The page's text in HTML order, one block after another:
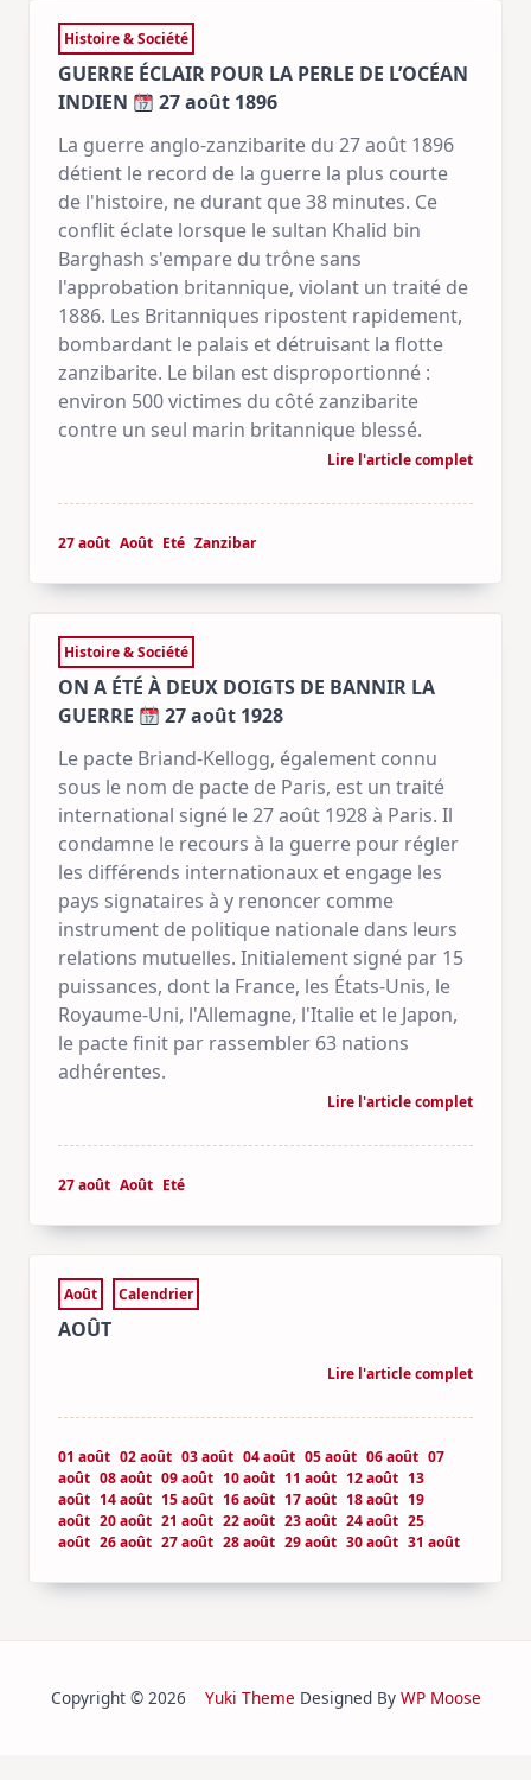
Histoire & Société
GUERRE ÉCLAIR POUR LA PERLE DE L’OCÉAN
INDIEN
27 août 1896
La guerre anglo-zanzibarite du 27 août 1896
détient le record de la guerre la plus courte
de l'histoire, ne durant que 38 minutes. Ce
conflit éclate lorsque le sultan Khalid bin
Barghash s'empare du trône sans
l'approbation britannique, violant un traité de
1886. Les Britanniques ripostent rapidement,
bombardant le palais et détruisant la flotte
zanzibarite. Le bilan est disproportionné :
environ 500 victimes du côté zanzibarite
contre un seul marin britannique blessé.
Lire l'article complet
27 août Août Eté Zanzibar
Histoire & Société
ON A ÉTÉ À DEUX DOIGTS DE BANNIR LA
GUERRE
27 août 1928
Le pacte Briand-Kellogg, également connu
sous le nom de pacte de Paris, est un traité
international signé le 27 août 1928 à Paris. Il
condamne le recours à la guerre pour régler
les différends internationaux et engage les
pays signataires à y renoncer comme
instrument de politique nationale dans leurs
relations mutuelles. Initialement signé par 15
puissances, dont la France, les États-Unis, le
Royaume-Uni, l'Allemagne, l'Italie et le Japon,
le pacte finit par rassembler 63 nations
adhérentes.
Lire l'article complet
27 août Août Eté
Août Calendrier
AOÛT
Lire l'article complet
01 août 02 août 03 août 04 août 05 août 06 août 07
août 08 août 09 août 10 août 11 août 12 août 13
août 14 août 15 août 16 août 17 août 18 août 19
août 20 août 21 août 22 août 23 août 24 août 25
août 26 août 27 août 28 août 29 août 30 août 31 août
Copyright © 2026 Yuki Theme Designed By WP Moose